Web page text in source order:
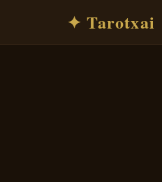
✦ Tarotxai